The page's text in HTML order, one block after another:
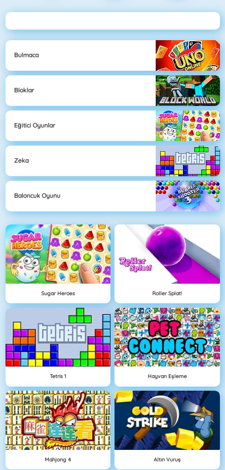
Bulmaca
Bloklar
Eğitici Oyunlar
Zeka
Baloncuk Oyunu
Sugar Heroes Roller Splat!
Tetris 1 Hayvan Eşleme
Mahjong 4 Altın Vuruş